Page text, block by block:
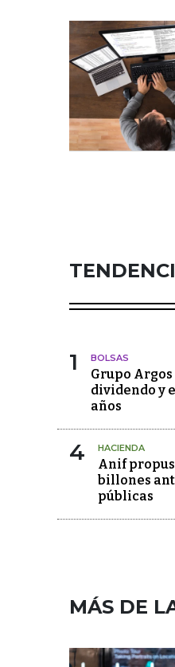
1 BOLSAS
Grupo
dividendo y
años
4 HACIENDA
Anif
billones
públicas
MÁS DE